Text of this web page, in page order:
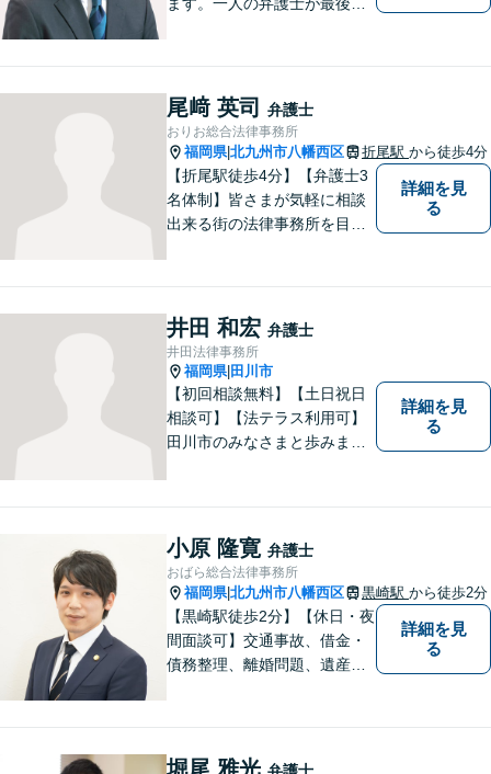
です。【丁寧な対応】
尾﨑 英司 弁護士
おりお総合法律事務所
福岡県|北九州市八幡西区 折尾駅 から徒歩4分
【折尾駅徒歩4分】【弁護士3
名体制】皆さまが気軽に相談
出来る街の法律事務所を目指
倫慰謝料のご相談は初回無料
です。【夜間・土日対応】
詳細を見
る
井田 和宏 弁護士
井田法律事務所
福岡県| 田川市
【初回相談無料】【土日祝日
相談可】【法テラス利用可】
田川市のみなさまと歩みま
な対応、良質な法的サービス
の提供をモットーとする事務
所です。
詳細を見
る
小原 隆寛 弁護士
おばら総合法律事務所
福岡県|北九州市八幡西区 黒崎駅 から徒歩2分
【黒崎駅徒歩2分】【休日・夜
間面談可】交通事故、借金・
債務整理、離婚問題、遺産相
と弁護士に相談してもいいの
詳細を見
る
堀尾 雅光 弁護士